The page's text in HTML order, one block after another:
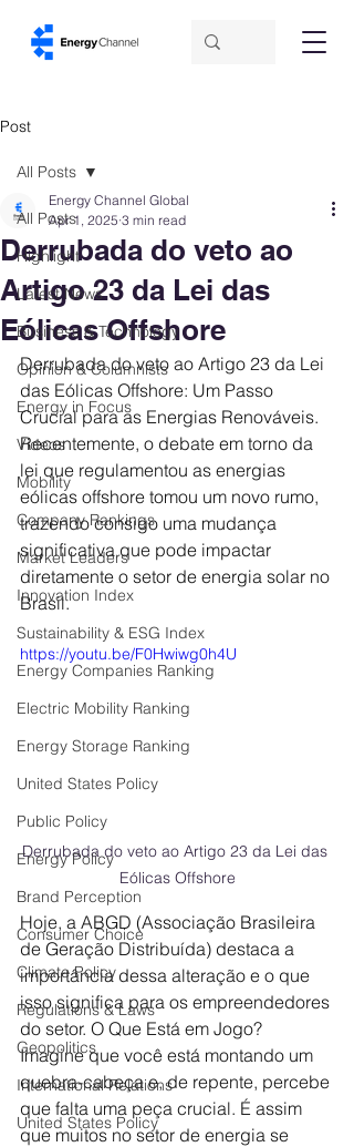
Post
All Posts
Highlight
Latest News
Business & Technology
Opinion & Columnists
Energy in Focus
Videos
Mobility
Company Rankings
Market Leaders
Innovation Index
Sustainability & ESG Index
Energy Companies Ranking
Electric Mobility Ranking
Energy Storage Ranking
United States Policy
Public Policy
Energy Policy
Brand Perception
Consumer Choice
Climate Policy
Regulations & Laws
Geopolitics
International Relations
United States Policy
All Posts
Derrubada do veto ao
Artigo 23 da Lei das
Eólicas Offshore
Energy Channel Global
Apr 1, 2025 3 min read
Derrubada do veto ao Artigo 23 da Lei
das Eólicas Offshore: Um Passo
Crucial para as Energias Renováveis.
Recentemente, o debate em torno da
lei que regulamentou as energias
eólicas offshore tomou um novo rumo,
trazendo consigo uma mudança
significativa que pode impactar
diretamente o setor de energia solar no
Brasil.
https://youtu.be/F0Hwiwg0h4U
Derrubada do veto ao Artigo 23 da Lei das
Eólicas Offshore
Hoje, a ABGD (Associação Brasileira
de Geração Distribuída) destaca a
importância dessa alteração e o que
isso significa para os empreendedores
do setor. O Que Está em Jogo?
Imagine que você está montando um
quebra-cabeça e, de repente, percebe
que falta uma peça crucial. É assim
que muitos no setor de energia se